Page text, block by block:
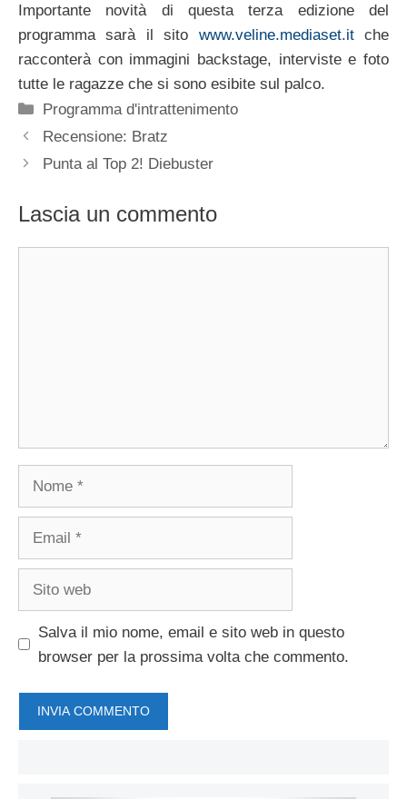
Importante novità di questa terza edizione del
programma sarà il sito www.veline.mediaset.itche
racconterà con immagini backstage, interviste e foto
tutte le ragazze che si sono esibite sul palco.
Categorie
Programma d'intrattenimento
Recensione: Bratz
Punta al Top 2! Diebuster
Lascia un commento
Salva il mio nome, email e sito web in questo
browser per la prossima volta che commento.